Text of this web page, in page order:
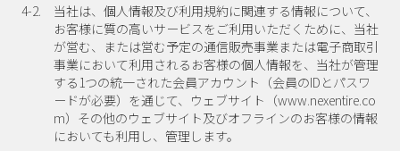
4-2.
当社は、個人情報及び利用規約に関連する情報について、
お客様に質の高いサービスをご利用いただくために、当社
が営む、または営む予定の通信販売事業または電子商取引
事業において利用されるお客様の個人情報を、当社が管理
する1つの統一された会員アカウント（会員のIDとパスワ
ードが必要）を通じて、ウェブサイト（www.nexentire.co
m）その他のウェブサイト及びオフラインのお客様の情報
においても利用し、管理します。